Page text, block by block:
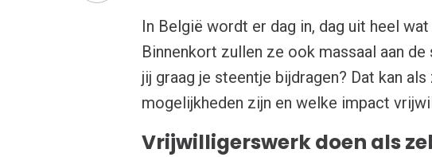
In België wordt er dag in, dag uit heel
Binnenkort zullen ze ook massaal aan
jij graag je steentje bijdragen? Dat kan
mogelijkheden zijn en welke impact
Vrijwilligerswerk doen als